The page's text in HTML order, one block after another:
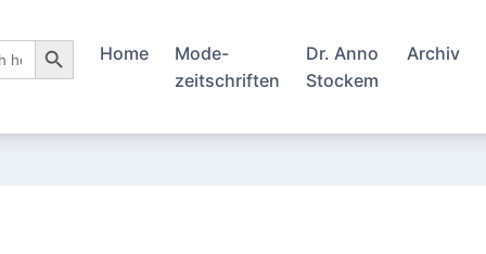
Search Button
Home
Mode-
zeitschriften
Dr. Anno
Stockem
Archiv